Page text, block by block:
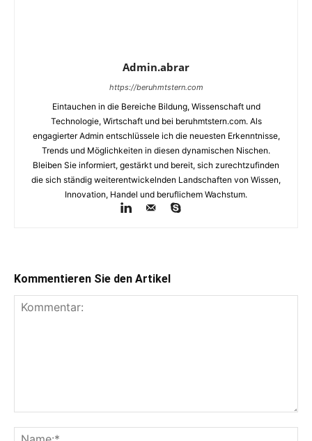
Admin.abrar
https://beruhmtstern.com
Eintauchen in die Bereiche Bildung, Wissenschaft und
Technologie, Wirtschaft und bei beruhmtstern.com. Als
engagierter Admin entschlüssele ich die neuesten Erkenntnisse,
Trends und Möglichkeiten in diesen dynamischen Nischen.
Bleiben Sie informiert, gestärkt und bereit, sich zurechtzufinden
die sich ständig weiterentwickelnden Landschaften von Wissen,
Innovation, Handel und beruflichem Wachstum.
Kommentieren Sie den Artikel